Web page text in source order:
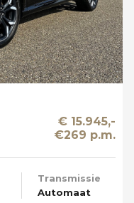
€ 15.945,-
€269 p.m.
Transmissie
Automaat